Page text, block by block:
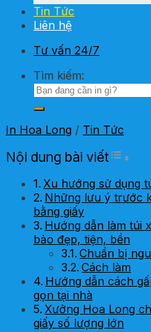
Tin Tức
Liên hệ
Tư vấn 24/7
Tìm kiếm:
In Hoa Long / Tin Tức
Nội dung bài viết Toggle
Xu hướng sử dụng
Những lưu ý trước
bằng giấy
Hướng dẫn làm túi
bảo đẹp, tiện, bền
Chuẩn bị
Cách làm
Hướng dẫn cách
gọn tại nhà
Xưởng Hoa Long
giấy số lượng lớn